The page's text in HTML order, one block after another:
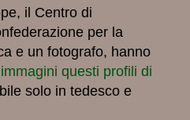
il Centro di
per la
e un fotografo, hanno
questi profili di
solo in tedesco e